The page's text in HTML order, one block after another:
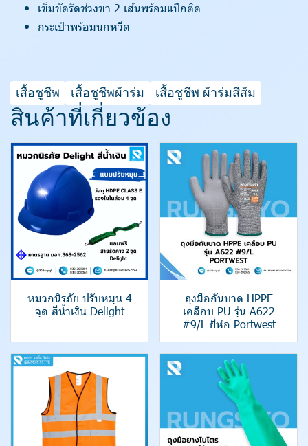
เข็มขัดรัดช่วงขา 2 เส้นพร้อมแป๊กติด
กระเป๋าพร้อมนกหวีด
เสื้อชูชีพ เสื้อชูชีพผ้าร่ม เสื้อชูชีพ ผ้าร่มสีส้ม
สินค้าที่เกี่ยวข้อง
หมวกนิรภัย ปรับหมุน 4
จุด สีน้ำเงิน Delight
ถุงมือกันบาด HPPE
เคลือบ PU รุ่น A622
#9/L ยี่ห้อ Portwest